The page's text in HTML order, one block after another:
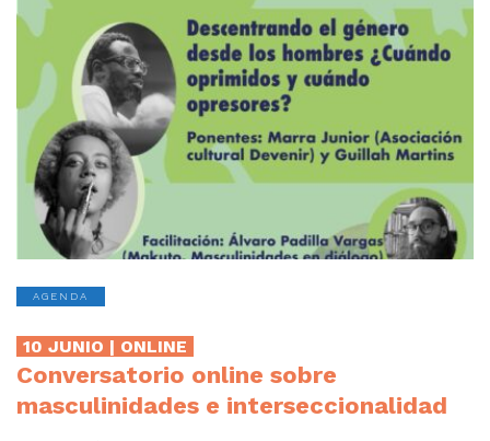
AGENDA
10 JUNIO | ONLINE
Conversatorio online sobre
masculinidades e interseccionalidad